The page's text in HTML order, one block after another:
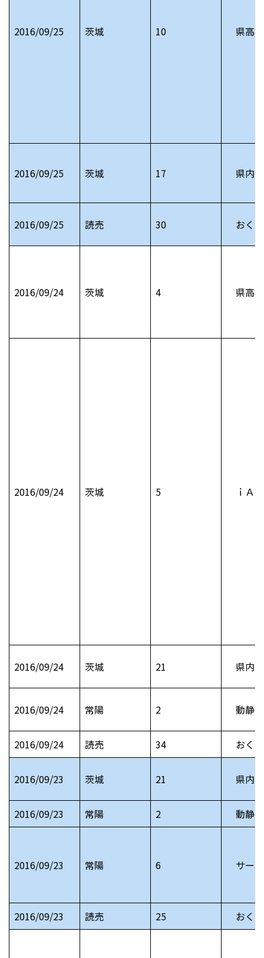
2016/09/25 茨城 10 県高
2016/09/25 茨城 17 県内
2016/09/25 読売 30 おく
2016/09/24 茨城 4 県高
2016/09/24 茨城 5 ｉＡＤ
2016/09/24 茨城 21 県内
2016/09/24 常陽 2 動静
2016/09/24 読売 34 おく
2016/09/23 茨城 21 県内
2016/09/23 常陽 2 動静
2016/09/23 常陽 6 サー
2016/09/23 読売 25 おく